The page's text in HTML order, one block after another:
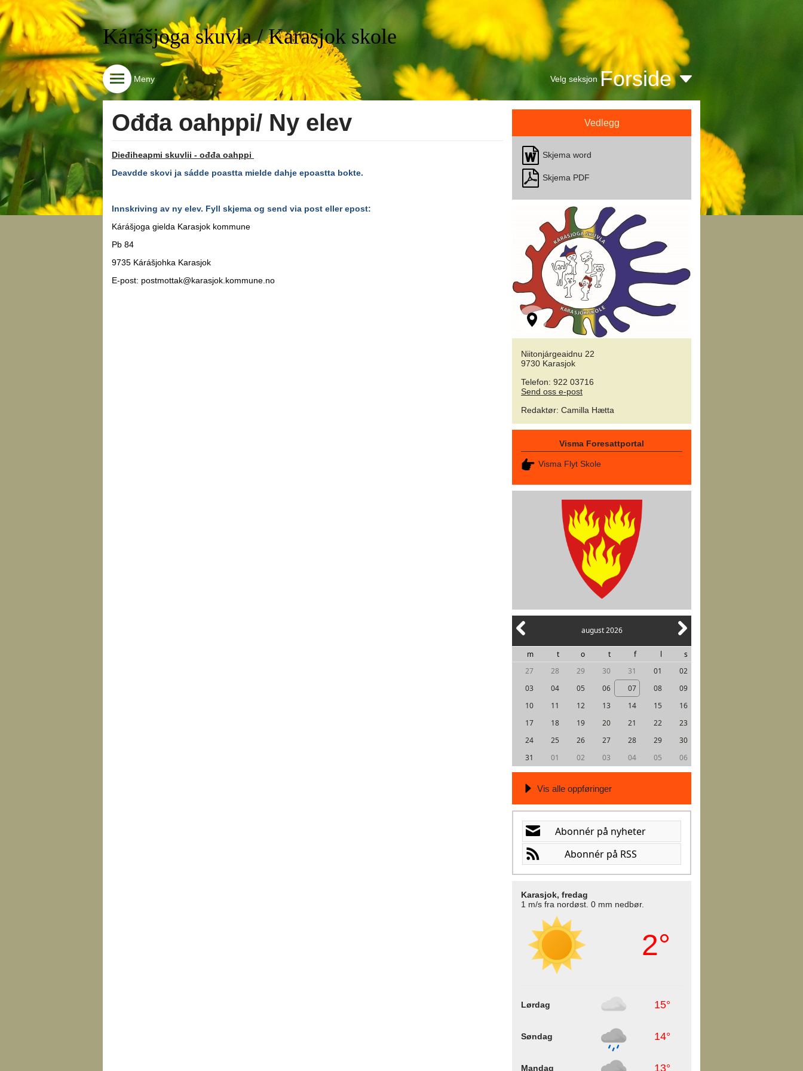
Kárášjoga skuvla / Karasjok skole
Meny Velg seksjon Forside
Vedlegg
Skjema word
Skjema PDF
Niitonjárgeaidnu 22
9730 Karasjok
Telefon: 922 03716
Send oss e-post
Redaktør: Camilla Hætta
Visma Foresattportal
Visma Flyt Skole
august 2026
m t o t f l
s
27
28 29 30 31 01
02
03
04 05 06 07 08
09
10
11 12 13 14 15
16
17
18 19 20 21 22
23
24
25 26 27 28 29
30
31
01 02 03 04 05 06
Vis alle oppføringer
Karasjok, fredag
1 m/s fra nordøst. 0 mm nedbør.
2°
Lørdag 15°
Søndag 14°
Mandag 13°
Ođđa oahppi/ Ny elev
Dieđiheapmi skuvlii - ođđa oahppi
Deavdde skovi ja sádde poastta mielde dahje epoastta bokte.
Innskriving av ny elev. Fyll skjema og send via post eller epost:
Kárášjoga gielda Karasjok kommune
Pb 84
9735 Kárášjohka Karasjok
E-post: postmottak@karasjok.kommune.no